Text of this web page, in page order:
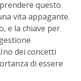
questo
vita appagante.
e la chiave per
dei concetti
di essere